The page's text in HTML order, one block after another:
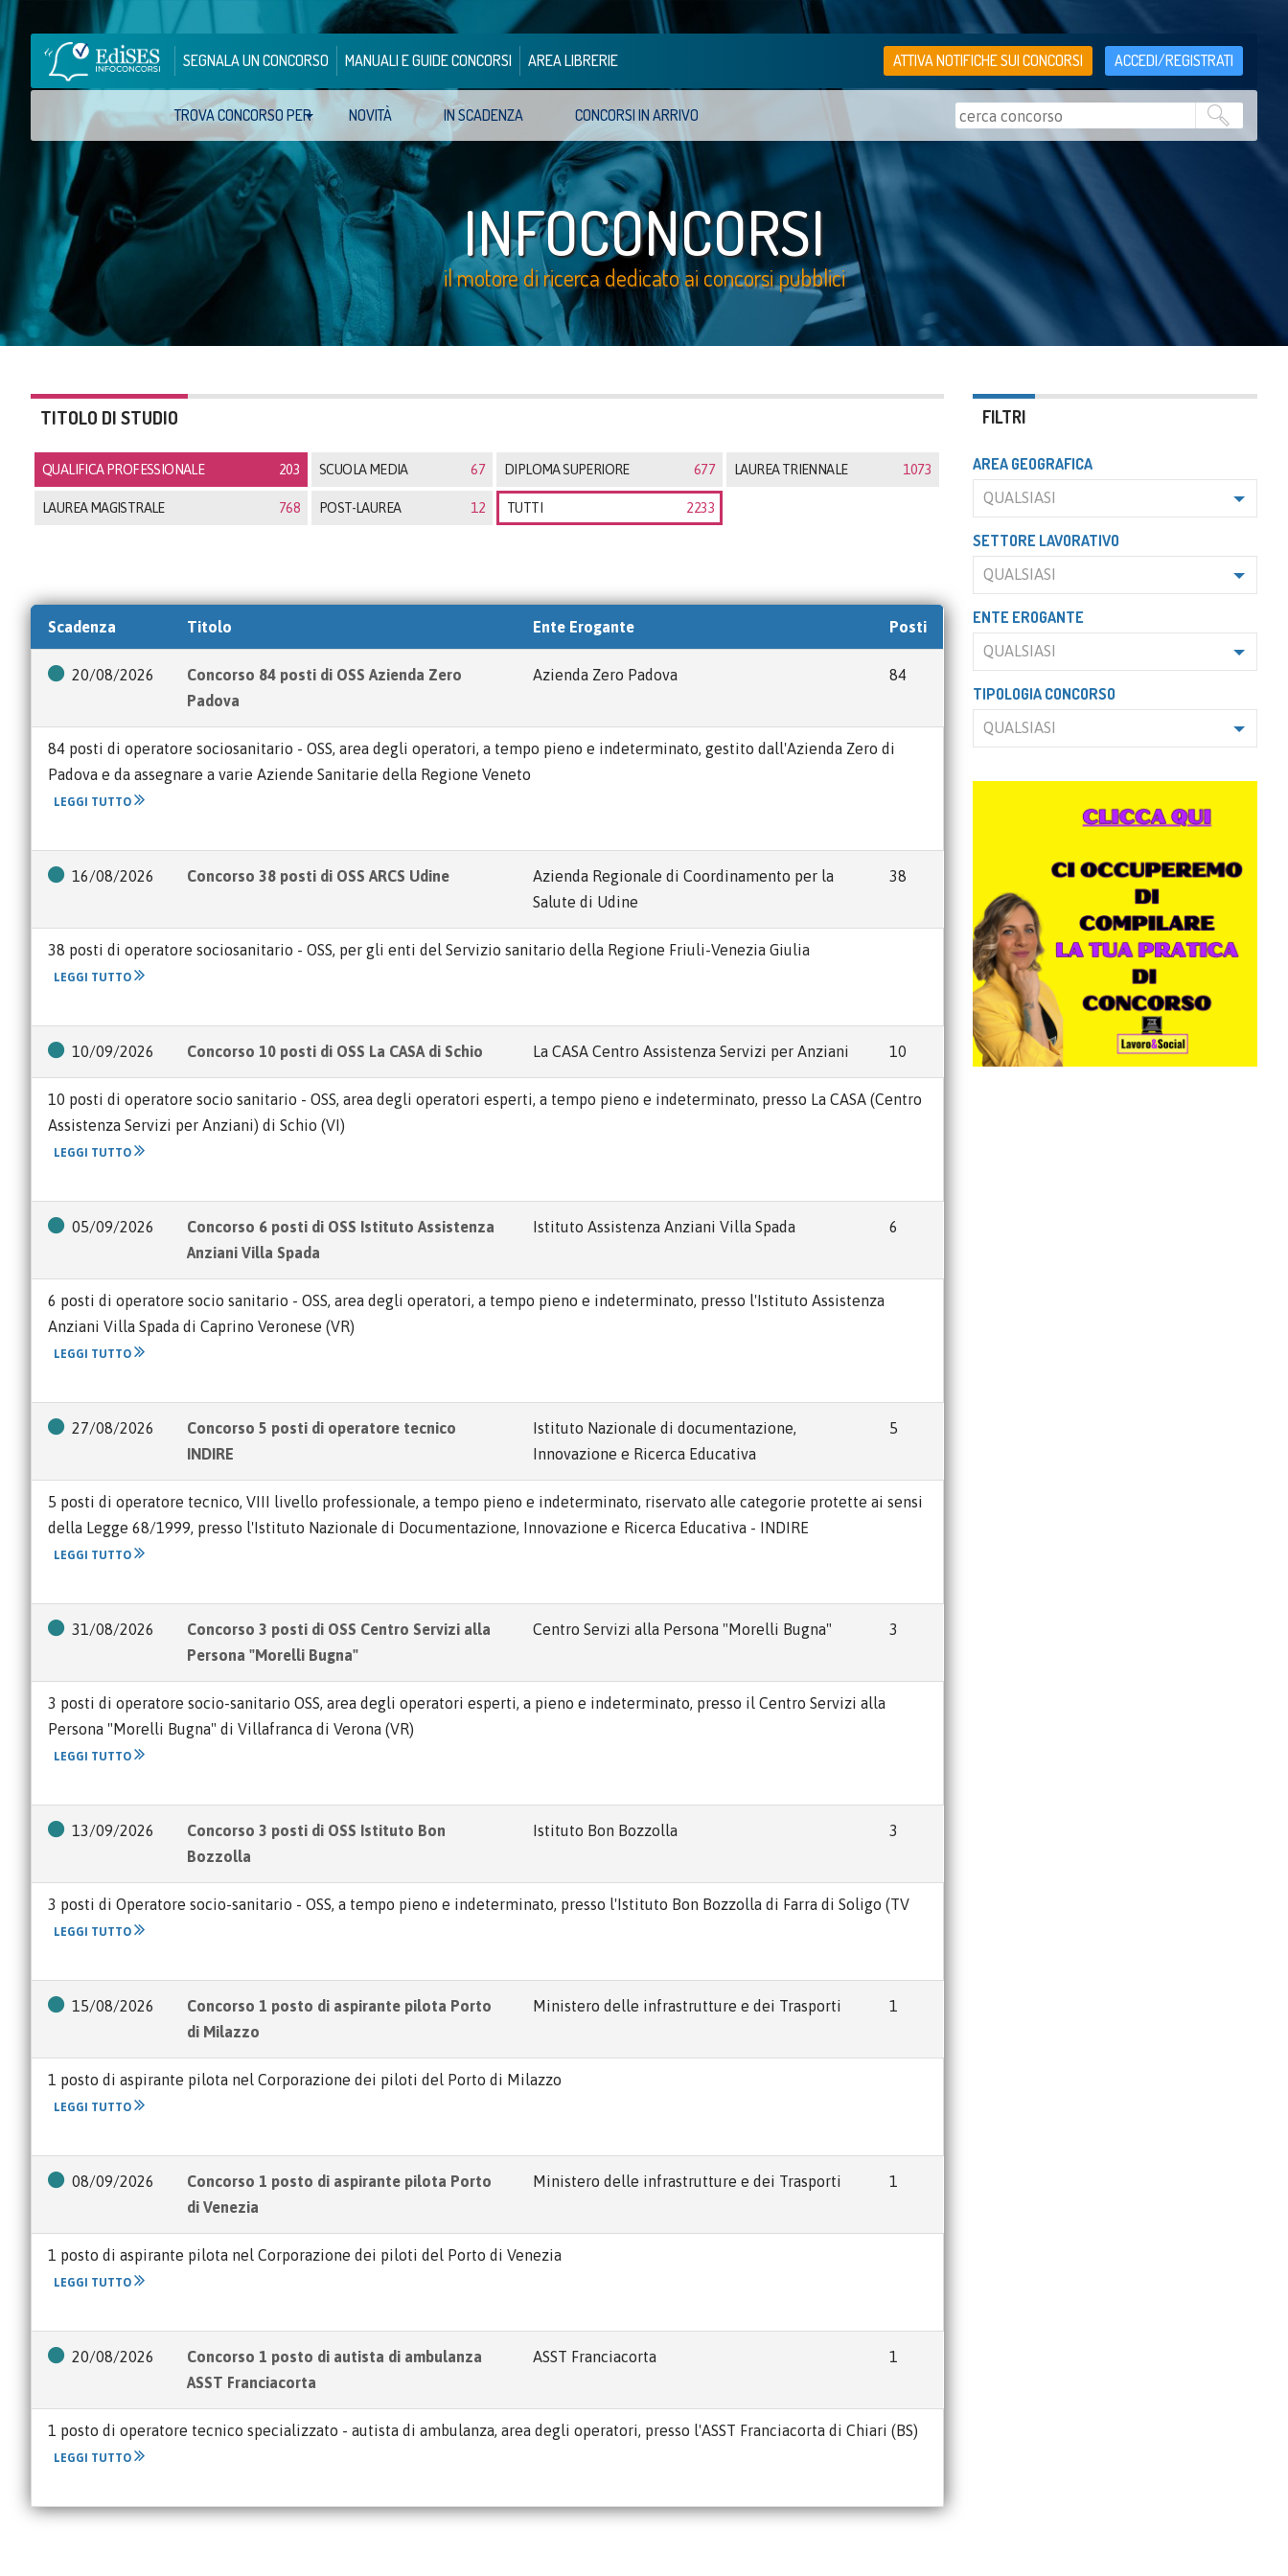
SEGNALA UN CONCORSO MANUALI E GUIDE CONCORSI AREA LIBRERIE ATTIVA NOTIFICHE SUI CONCORSI ACCEDI/REGISTRATI
TROVA CONCORSO PER NOVITÀ IN SCADENZA CONCORSI IN ARRIVO
INFOCONCORSI
il motore di ricerca dedicato ai concorsi pubblici
TITOLO DI STUDIO
QUALIFICA PROFESSIONALE 203 SCUOLA MEDIA 67 DIPLOMA SUPERIORE 677 LAUREA TRIENNALE 1073
LAUREA MAGISTRALE 768 POST-LAUREA 12 TUTTI 2233
Scadenza Titolo Ente Erogante Posti
20/08/2026
Concorso 84 posti di OSS Azienda Zero
Padova
Azienda Zero Padova 84
84 posti di operatore sociosanitario - OSS, area degli operatori, a tempo pieno e indeterminato, gestito dall'Azienda Zero di
Padova e da assegnare a varie Aziende Sanitarie della Regione Veneto
LEGGI TUTTO
16/08/2026 Concorso 38 posti di OSS ARCS Udine
Azienda Regionale di Coordinamento per la
Salute di Udine
38
38 posti di operatore sociosanitario - OSS, per gli enti del Servizio sanitario della Regione Friuli-Venezia Giulia
LEGGI TUTTO
10/09/2026 Concorso 10 posti di OSS La CASA di Schio La CASA Centro Assistenza Servizi per Anziani 10
10 posti di operatore socio sanitario - OSS, area degli operatori esperti, a tempo pieno e indeterminato, presso La CASA (Centro
Assistenza Servizi per Anziani) di Schio (VI)
LEGGI TUTTO
05/09/2026
Concorso 6 posti di OSS Istituto Assistenza
Anziani Villa Spada
Istituto Assistenza Anziani Villa Spada 6
6 posti di operatore socio sanitario - OSS, area degli operatori, a tempo pieno e indeterminato, presso l'Istituto Assistenza
Anziani Villa Spada di Caprino Veronese (VR)
LEGGI TUTTO
27/08/2026
Concorso 5 posti di operatore tecnico
INDIRE
Istituto Nazionale di documentazione,
Innovazione e Ricerca Educativa
5
5 posti di operatore tecnico, VIII livello professionale, a tempo pieno e indeterminato, riservato alle categorie protette ai sensi
della Legge 68/1999, presso l'Istituto Nazionale di Documentazione, Innovazione e Ricerca Educativa - INDIRE
LEGGI TUTTO
31/08/2026
Concorso 3 posti di OSS Centro Servizi alla
Persona "Morelli Bugna"
Centro Servizi alla Persona "Morelli Bugna" 3
3 posti di operatore socio-sanitario OSS, area degli operatori esperti, a pieno e indeterminato, presso il Centro Servizi alla
Persona "Morelli Bugna" di Villafranca di Verona (VR)
LEGGI TUTTO
13/09/2026
Concorso 3 posti di OSS Istituto Bon
Bozzolla
Istituto Bon Bozzolla 3
3 posti di Operatore socio-sanitario - OSS, a tempo pieno e indeterminato, presso l'Istituto Bon Bozzolla di Farra di Soligo (TV
LEGGI TUTTO
15/08/2026
Concorso 1 posto di aspirante pilota Porto
di Milazzo
Ministero delle infrastrutture e dei Trasporti 1
1 posto di aspirante pilota nel Corporazione dei piloti del Porto di Milazzo
LEGGI TUTTO
08/09/2026
Concorso 1 posto di aspirante pilota Porto
di Venezia
Ministero delle infrastrutture e dei Trasporti 1
1 posto di aspirante pilota nel Corporazione dei piloti del Porto di Venezia
LEGGI TUTTO
20/08/2026
Concorso 1 posto di autista di ambulanza
ASST Franciacorta
ASST Franciacorta 1
1 posto di operatore tecnico specializzato - autista di ambulanza, area degli operatori, presso l'ASST Franciacorta di Chiari (BS)
LEGGI TUTTO
FILTRI
AREA GEOGRAFICA
QUALSIASI
SETTORE LAVORATIVO
QUALSIASI
ENTE EROGANTE
QUALSIASI
TIPOLOGIA CONCORSO
QUALSIASI